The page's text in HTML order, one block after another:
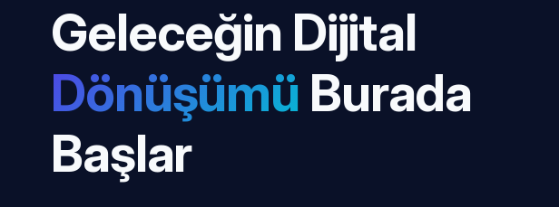
Geleceğin Dijital
Dönüşümü Burada
Başlar